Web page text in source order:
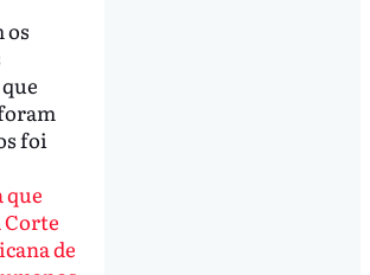
os
foi
que
de